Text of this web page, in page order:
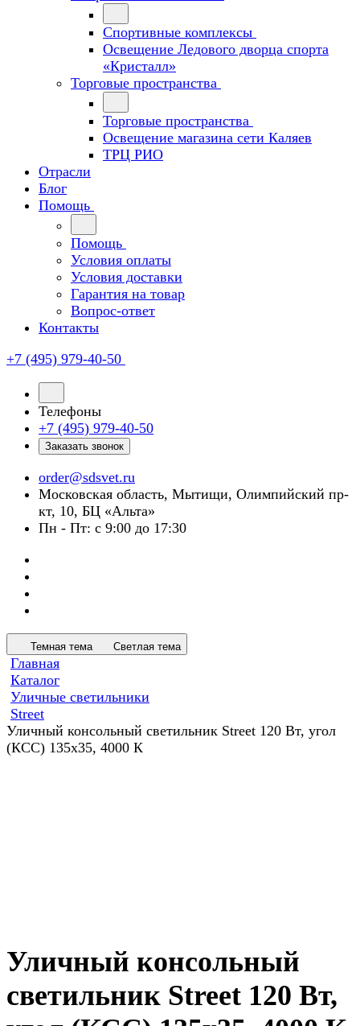
Спортивные комплексы
Освещение Ледового дворца спорта
«Кристалл»
Торговые пространства
Торговые пространства
Освещение магазина сети Каляев
ТРЦ РИО
Отрасли
Блог
Помощь
Помощь
Условия оплаты
Условия доставки
Гарантия на товар
Вопрос-ответ
Контакты
+7 (495) 979-40-50
Телефоны
+7 (495) 979-40-50
Заказать звонок
order@sdsvet.ru
Московская область, Мытищи, Олимпийский пр-
кт, 10, БЦ «Альта»
Пн - Пт: с 9:00 до 17:30
Темная тема Светлая тема
Главная
Каталог
Уличные светильники
Street
Уличный консольный светильник Street 120 Вт, угол
(КСС) 135х35, 4000 К
Уличный консольный
светильник Street 120 Вт,